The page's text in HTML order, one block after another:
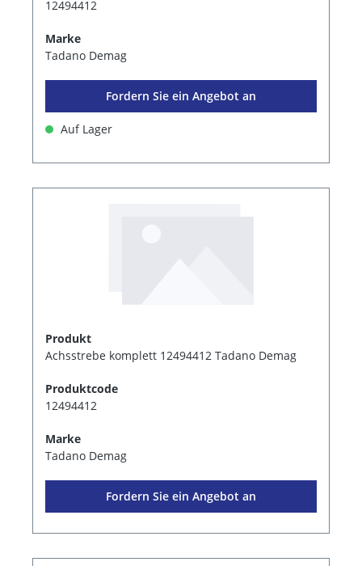
12494412
Marke
Tadano Demag
Fordern Sie ein Angebot an
Auf Lager
Produkt
Achsstrebe komplett 12494412 Tadano Demag
Produktcode
12494412
Marke
Tadano Demag
Fordern Sie ein Angebot an